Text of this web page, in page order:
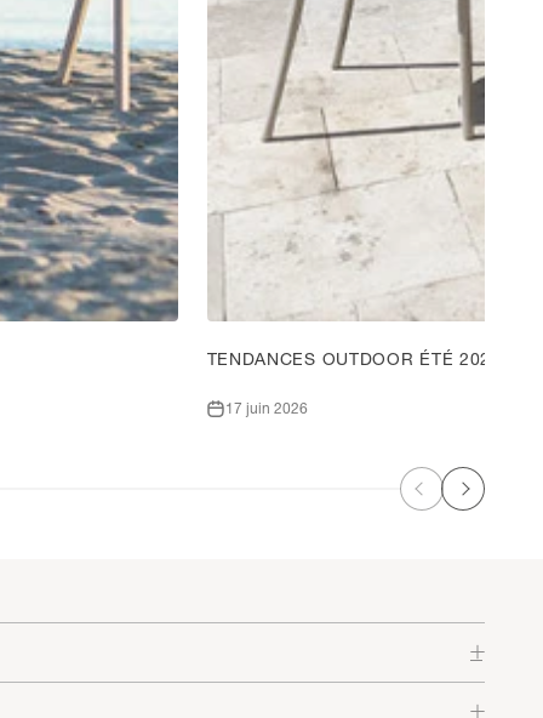
TENDANCES OUTDOOR ÉTÉ 2026 :
17 juin 2026
Précédent
Suivant